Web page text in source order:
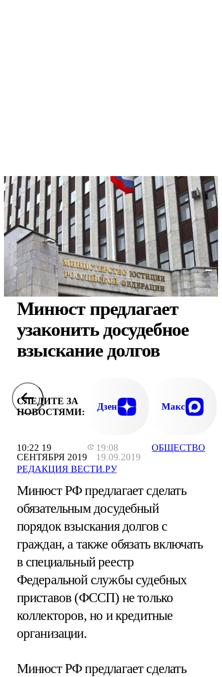
10:22 19
СЕНТЯБРЯ 2019
19:08
19.09.2019
РЕДАКЦИЯ ВЕСТИ.РУ
ОБЩЕСТВО
Минюст предлагает
узаконить досудебное
взыскание долгов
СЛЕДИТЕ ЗА
НОВОСТЯМИ:
Дзен Макс
Минюст РФ предлагает сделать
обязательным досудебный
порядок взыскания долгов с
граждан, а также обязать включать
в специальный реестр
Федеральной службы судебных
приставов (ФССП) не только
коллекторов, но и кредитные
организации.
Минюст РФ предлагает сделать